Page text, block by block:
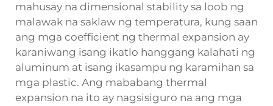
mahusay na dimensional stability sa loob ng
malawak na saklaw ng temperatura, kung saan
ang mga coefficient ng thermal expansion ay
karaniwang isang ikatlo hanggang kalahati ng
aluminum at isang ikasampu ng karamihan sa
mga plastic. Ang mababang thermal
expansion na ito ay nagsisiguro na ang mga